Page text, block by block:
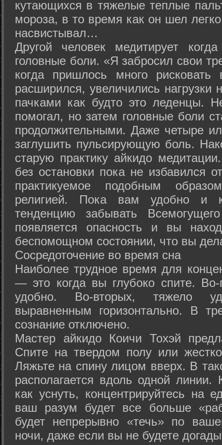
кутающихся в тяжелые теплые
мороза, в то время как он шел
насвистывал…
Другой человек медитирует
головные боли. «Я забросил свои
когда пришлось много
расширился, увеличились нагрузки
пачками как будто это леденцы.
помогал, но затем головные боли
продолжительными. Даже четыре
заглушить пульсирующую боль.
старую практику айкидо
без остановки пока не избавился
практикуемое подобным
религией. Пока вам удобно и
тенденцию забывать
появляется опасность и вы
беспомощном состоянии, что вы
Сосредоточение во время сна
Наиболее трудное время для
— это когда вы глубоко спите.
удобно. Во-вторых, тяжело
выравненным горизонтально. В
сознание отключено.
Мастер айкидо Коичи Тохэй
Спите на твердом полу или
Ляжьте на спину лицом вверх. В
располагается вдоль одной
как уснуть, концентрируйтесь на
ваш разум будет все больше
будет непрерывно «течь» по
ночи, даже если вы не будете